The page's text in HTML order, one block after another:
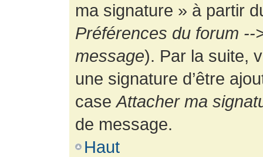
ma signature » à partir
Préférences du forum
message). Par la suite,
une signature d’être
caseAttacher ma
de message.
Haut